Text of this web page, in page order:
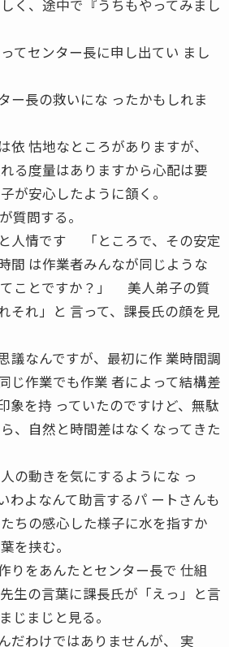
く、途中で『うちもやってみまし
てセンター長に申し出てい まし
ー長の救いにな ったかもしれま
依 怙地なところがありますが、
る度量はありますから心配は要
安心したように頷く。
質問する。
人情です 「ところで、その安定
間 は作業者みんなが同じような
ことですか？」 美人弟子の質
それ」と 言って、課長氏の顔を見
議なんですが、最初に作 業時間調
じ作業でも作業 者によって結構差
象を持 っていたのですけど、無駄
、自然と時間差はなくなってきた
の動きを気にするようにな っ
わよなんて助言するパ ートさんも
の感心した様子に水を指すか
を挟む。
りをあんたとセンター長で 仕組
生の言葉に課長氏が「えっ」と言
じまじと見る。
だわけではありませんが、 実